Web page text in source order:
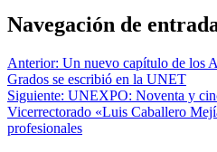
Navegación de
Anterior: Un nuevo capítulo de los
Grados se escribió en la UNET
Siguiente: UNEXPO: Noventa y
Vicerrectorado «Luis Caballero
profesionales